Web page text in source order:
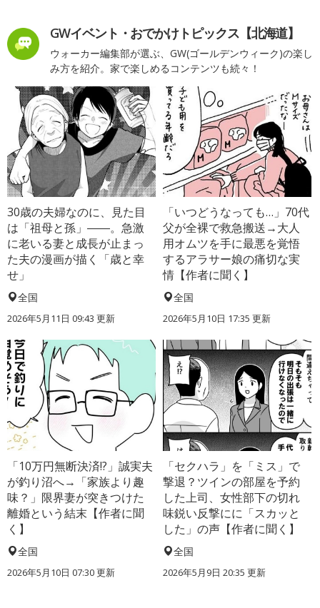
GWイベント・おでかけトピックス【北海道】
ウォーカー編集部が選ぶ、GW(ゴールデンウィーク)の楽し
み方を紹介。家で楽しめるコンテンツも続々！
30歳の夫婦なのに、見た目
は「祖母と孫」――。急激
に老いる妻と成長が止まっ
た夫の漫画が描く「歳と幸
せ」
全国
2026年5月11日 09:43 更新
「いつどうなっても…」70代
父が全裸で救急搬送→大人
用オムツを手に最悪を覚悟
するアラサー娘の痛切な実
情【作者に聞く】
全国
2026年5月10日 17:35 更新
「10万円無断決済!?」誠実夫
が釣り沼へ→「家族より趣
味？」限界妻が突きつけた
離婚という結末【作者に聞
く】
全国
2026年5月10日 07:30 更新
「セクハラ」を「ミス」で
撃退？ツインの部屋を予約
した上司、女性部下の切れ
味鋭い反撃にに「スカッと
した」の声【作者に聞く】
全国
2026年5月9日 20:35 更新